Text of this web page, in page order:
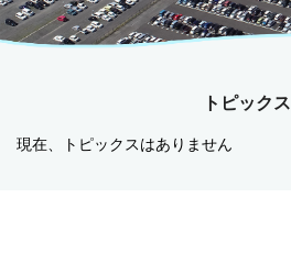
トピックス
現在、トピックスはありません